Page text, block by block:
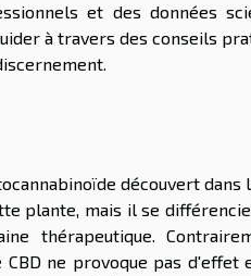
et des données
à travers des conseils
découvert dans
plante, mais il se
thérapeutique.
ne provoque pas d'effet